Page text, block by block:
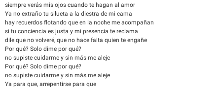
siempre verás mis ojos cuando te hagan al amor
Ya no extraño tu silueta a la diestra de mi cama
hay recuerdos flotando que en la noche me acompañan
si tu conciencia es justa y mi presencia te reclama
dile que no volveré, que no hace falta quien te engañe
Por qué? Solo dime por qué?
no supiste cuidarme y sin más me aleje
Por qué? Solo dime por qué?
no supiste cuidarme y sin más me aleje
Ya para que, arrepentirse para que